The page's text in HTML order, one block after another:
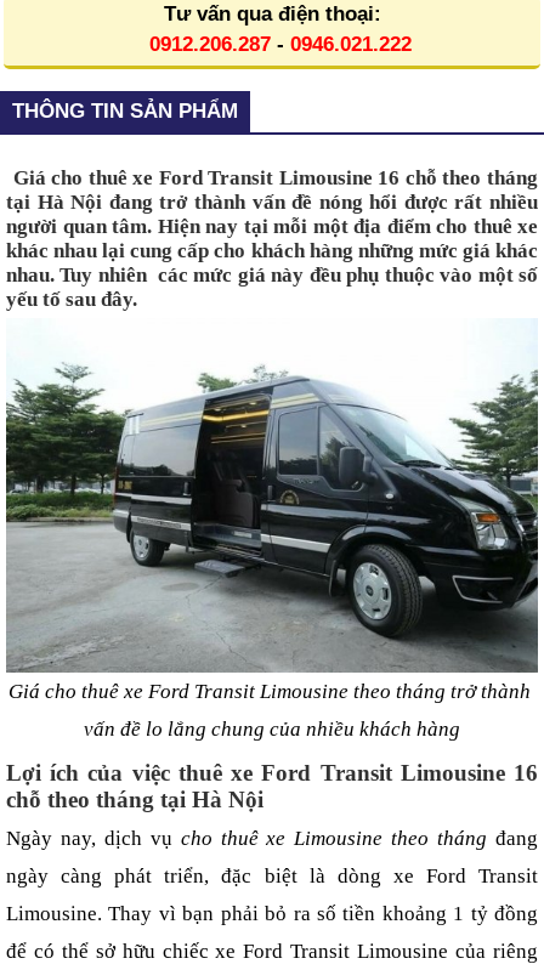
Tư vấn qua điện thoại:
0912.206.287- 0946.021.222
THÔNG TIN SẢN PHẨM
Giá cho thuê xe Ford Transit Limousine 16 chỗ theo tháng
tại Hà Nội đang trở thành vấn đề nóng hổi được rất nhiều
người quan tâm. Hiện nay tại mỗi một địa điểm cho thuê xe
khác nhau lại cung cấp cho khách hàng những mức giá khác
nhau. Tuy nhiên  các mức giá này đều phụ thuộc vào một số
yếu tố sau đây.
Giá cho thuê xe Ford Transit Limousine theo tháng trở thành
vấn đề lo lắng chung của nhiều khách hàng
Lợi ích của việc thuê xe Ford Transit Limousine 16
chỗ theo tháng tại Hà Nội
Ngày nay, dịch vụ cho thuê xe Limousine theo tháng đang
ngày càng phát triển, đặc biệt là dòng xe Ford Transit
Limousine. Thay vì bạn phải bỏ ra số tiền khoảng 1 tỷ đồng
để có thể sở hữu chiếc xe Ford Transit Limousine của riêng